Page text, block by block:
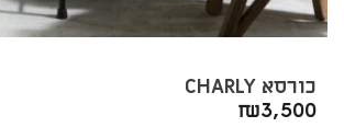
כורסא CHARLY
₪3,500